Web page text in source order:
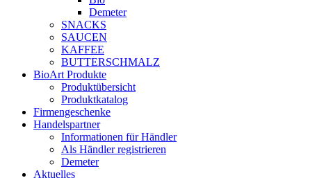
Demeter
SNACKS
SAUCEN
KAFFEE
BUTTERSCHMALZ
BioArt Produkte
Produktübersicht
Produktkatalog
Firmengeschenke
Handelspartner
Informationen für Händler
Als Händler registrieren
Demeter
Aktuelles